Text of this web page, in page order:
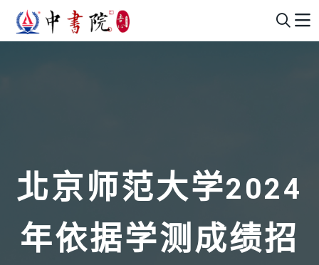
北京师范大学2024
年依据学测成绩招